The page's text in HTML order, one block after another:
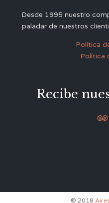
Desde 1995 nuestro
paladar de nuestros
Política
Política
Recibe

© 2018